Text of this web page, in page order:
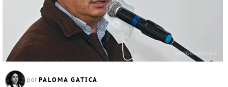
por PALOMA GATICA